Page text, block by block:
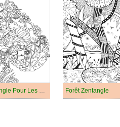
Carte Zentangle Pour Les Enfants Forêt Zentangle